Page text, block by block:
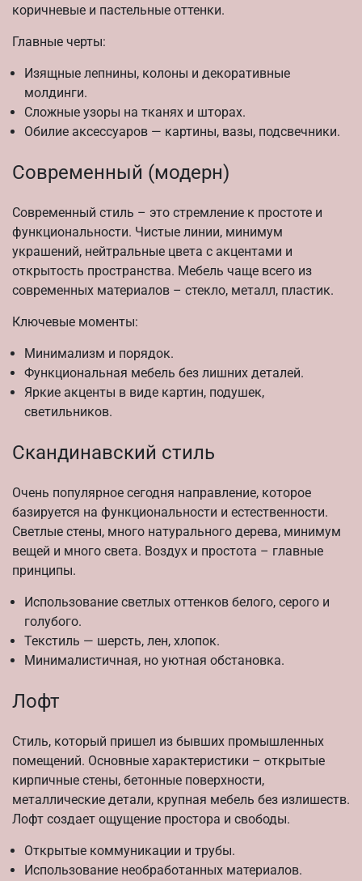
коричневые и пастельные оттенки.
Главные черты:
Изящные лепнины, колоны и декоративные
молдинги.
Сложные узоры на тканях и шторах.
Обилие аксессуаров — картины, вазы, подсвечники.
Современный (модерн)
Современный стиль – это стремление к простоте и
функциональности. Чистые линии, минимум
украшений, нейтральные цвета с акцентами и
открытость пространства. Мебель чаще всего из
современных материалов – стекло, металл, пластик.
Ключевые моменты:
Минимализм и порядок.
Функциональная мебель без лишних деталей.
Яркие акценты в виде картин, подушек,
светильников.
Скандинавский стиль
Очень популярное сегодня направление, которое
базируется на функциональности и естественности.
Светлые стены, много натурального дерева, минимум
вещей и много света. Воздух и простота – главные
принципы.
Использование светлых оттенков белого, серого и
голубого.
Текстиль — шерсть, лен, хлопок.
Минималистичная, но уютная обстановка.
Лофт
Стиль, который пришел из бывших промышленных
помещений. Основные характеристики – открытые
кирпичные стены, бетонные поверхности,
металлические детали, крупная мебель без излишеств.
Лофт создает ощущение простора и свободы.
Открытые коммуникации и трубы.
Использование необработанных материалов.